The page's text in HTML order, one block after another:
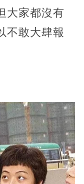
大家都沒有
不敢大肆報